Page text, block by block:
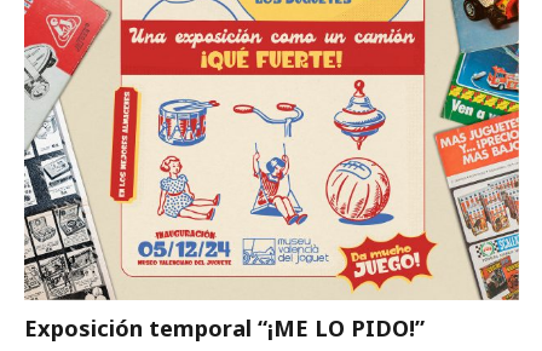
Exposición temporal “¡ME LO PIDO!”